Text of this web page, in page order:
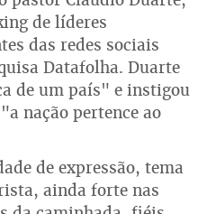
de líderes
das redes sociais
Datafolha. Duarte
de um país" e instigou
nação pertence ao
de expressão, tema
ainda forte nas